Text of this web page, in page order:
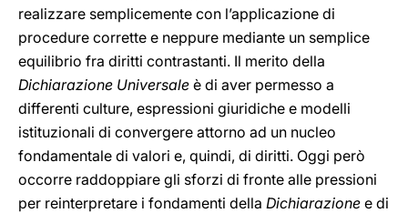
realizzare semplicemente con l’applicazione di
procedure corrette e neppure mediante un semplice
equilibrio fra diritti contrastanti. Il merito della
Dichiarazione Universale è di aver permesso a
differenti culture, espressioni giuridiche e modelli
istituzionali di convergere attorno ad un nucleo
fondamentale di valori e, quindi, di diritti. Oggi però
occorre raddoppiare gli sforzi di fronte alle pressioni
per reinterpretare i fondamenti della Dichiarazione e di